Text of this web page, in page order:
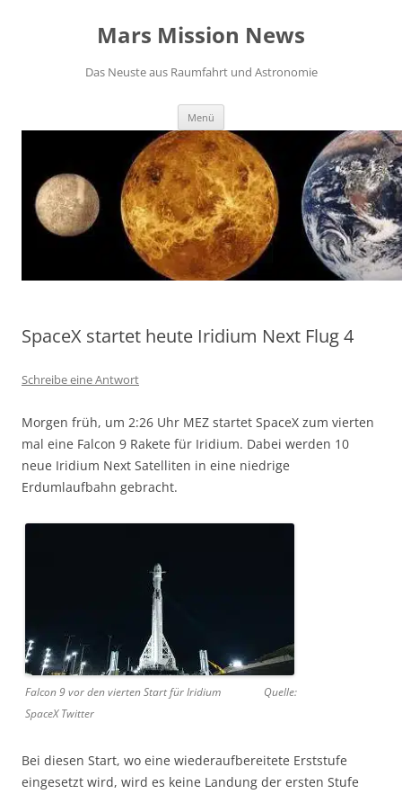
Mars Mission News
Das Neuste aus Raumfahrt und Astronomie
Menü
SpaceX startet heute Iridium Next Flug 4
Schreibe eine Antwort
Morgen früh, um 2:26 Uhr MEZ startet SpaceX zum vierten
mal eine Falcon 9 Rakete für Iridium. Dabei werden 10
neue Iridium Next Satelliten in eine niedrige
Erdumlaufbahn gebracht.
Falcon 9 vor den vierten Start für Iridium Quelle:
SpaceX Twitter
Bei diesen Start, wo eine wiederaufbereitete Erststufe
eingesetzt wird, wird es keine Landung der ersten Stufe